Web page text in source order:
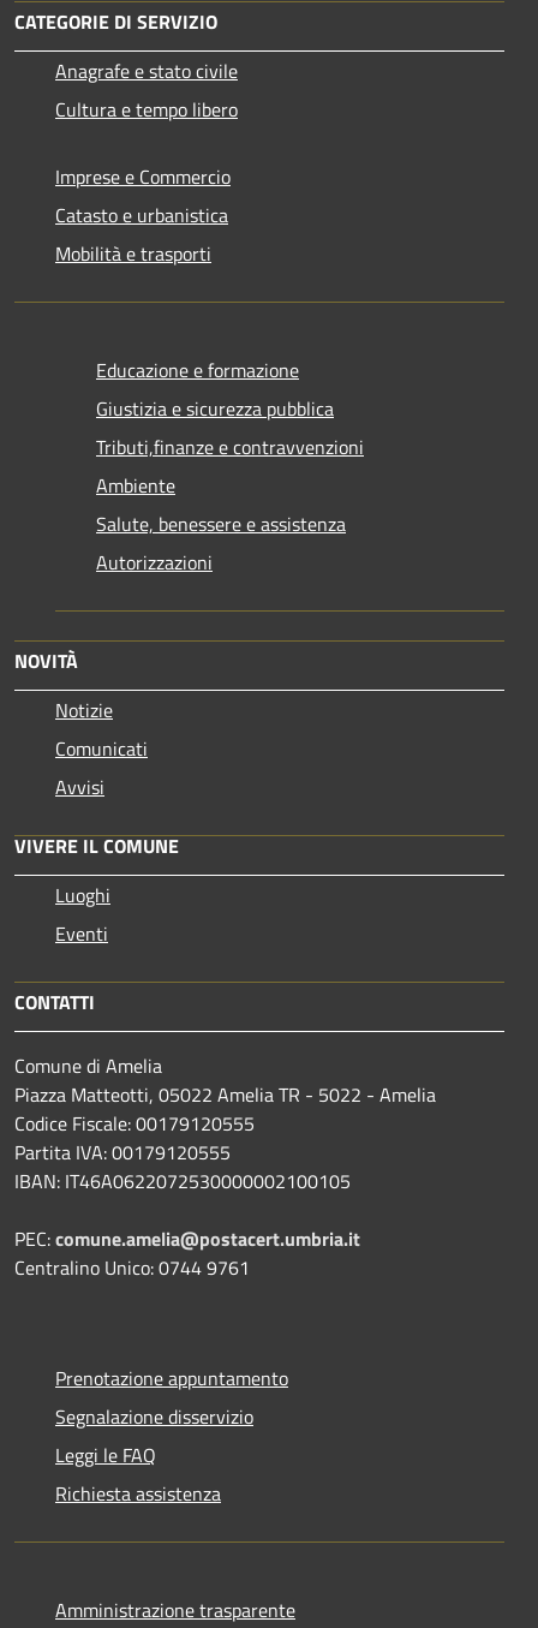
CATEGORIE DI SERVIZIO
Anagrafe e stato civile
Cultura e tempo libero
Imprese e Commercio
Catasto e urbanistica
Mobilità e trasporti
Educazione e formazione
Giustizia e sicurezza pubblica
Tributi,finanze e contravvenzioni
Ambiente
Salute, benessere e assistenza
Autorizzazioni
NOVITÀ
Notizie
Comunicati
Avvisi
VIVERE IL COMUNE
Luoghi
Eventi
CONTATTI
Comune di Amelia
Piazza Matteotti, 05022 Amelia TR - 5022 - Amelia
Codice Fiscale: 00179120555
Partita IVA: 00179120555
IBAN: IT46A0622072530000002100105
PEC:comune.amelia@postacert.umbria.it
Centralino Unico: 0744 9761
Prenotazione appuntamento
Segnalazione disservizio
Leggi le FAQ
Richiesta assistenza
Amministrazione trasparente